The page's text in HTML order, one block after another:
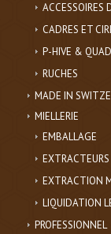
ACCESSOIRES
CADRES ET
P-HIVE &
RUCHES
MADE IN
MIELLERIE
EMBALLAGE
EXTRACTEURS
EXTRACTION
LIQUIDATION
PROFESSIONNEL